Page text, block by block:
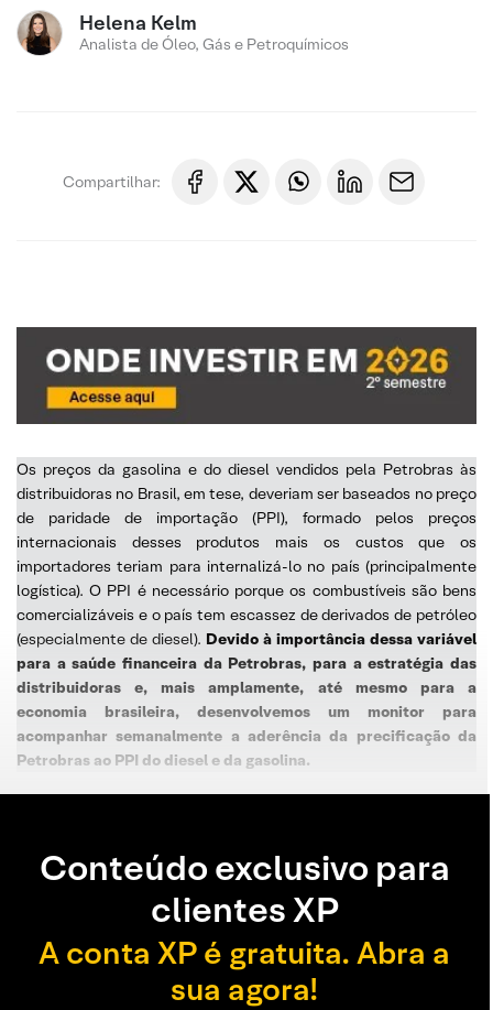
Helena Kelm
Analista de Óleo, Gás e Petroquímicos
Compartilhar:
Os preços da gasolina e do diesel vendidos pela Petrobras às
distribuidoras no Brasil, em tese, deveriam ser baseados no preço
de paridade de importação (PPI), formado pelos preços
internacionais desses produtos mais os custos que os
importadores teriam para internalizá-lo no país (principalmente
logística). O PPI é necessário porque os combustíveis são bens
comercializáveis e o país tem escassez de derivados de petróleo
(especialmente de diesel). Devido à importância dessa variável
para a saúde financeira da Petrobras, para a estratégia das
distribuidoras e, mais amplamente, até mesmo para a
economia brasileira, desenvolvemos um monitor para
acompanhar semanalmente a aderência da precificação da
Petrobras ao PPI do diesel e da gasolina.
Conteúdo exclusivo para
clientes XP
A conta XP é gratuita. Abra a
sua agora!